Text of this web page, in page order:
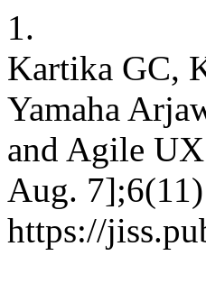
1.
Kartika GC,
Yamaha
and Agile
Aug.
https://